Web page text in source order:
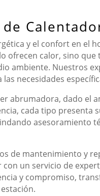
y el confort en el
ofrecen calor, sino
ambiente. Nuestros
necesidades
abrumadora, dado el
cada tipo
asesoramiento
de mantenimiento y
un servicio de
y compromiso,